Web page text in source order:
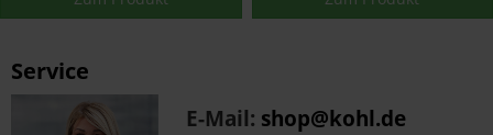
Service
E-Mail: shop@kohl.de